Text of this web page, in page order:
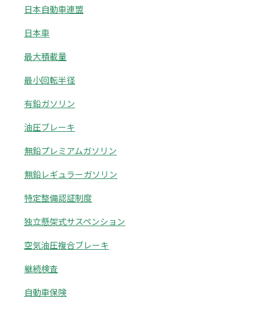
日本自動車連盟
日本車
最大積載量
最小回転半径
有鉛ガソリン
油圧ブレーキ
無鉛プレミアムガソリン
無鉛レギュラーガソリン
特定整備認証制度
独立懸架式サスペンション
空気油圧複合ブレーキ
継続検査
自動車保険